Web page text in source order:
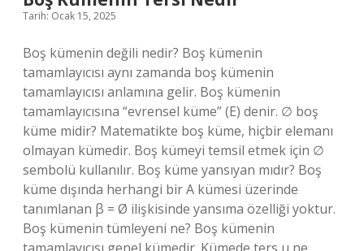
Tarih: Ocak 15, 2025
Boş kümenin değili nedir? Boş kümenin
tamamlayıcısı aynı zamanda boş kümenin
tamamlayıcısı anlamına gelir. Boş kümenin
tamamlayıcısına “evrensel küme” (E) denir. ∅ boş
küme midir? Matematikte boş küme, hiçbir elemanı
olmayan kümedir. Boş kümeyi temsil etmek için ∅
sembolü kullanılır. Boş küme yansıyan mıdır? Boş
küme dışında herhangi bir A kümesi üzerinde
tanımlanan β = Ø ilişkisinde yansıma özelliği yoktur.
Boş kümenin tümleyeni ne? Boş kümenin